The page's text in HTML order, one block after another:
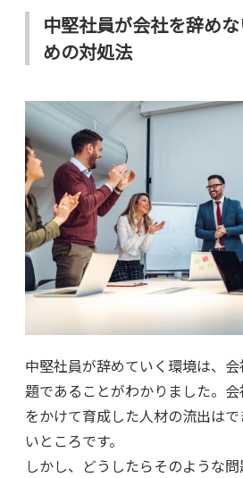
中堅社員が会社を辞め
めの対処法
中堅社員が辞めていく環境は、
題であることがわかりました。
をかけて育成した人材の流出は
いところです。
しかし、どうしたらそのような